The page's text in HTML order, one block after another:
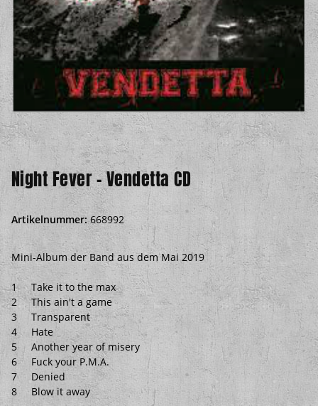
Night Fever - Vendetta CD
Artikelnummer:668992
Mini-Album der Band aus dem Mai 2019
1 Take it to the max
2 This ain't a game
3 Transparent
4 Hate
5 Another year of misery
6 Fuck your P.M.A.
7 Denied
8 Blow it away